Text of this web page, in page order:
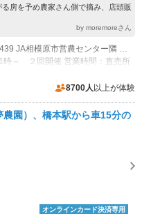
房を予め農家さん側で摘み、店頭販
by moremoreさん
～ ２回開催 営業時間：直売所
停められます。 8700人 以上が体験
園）、橋本駅から車15分の
オンラインカード決済専用